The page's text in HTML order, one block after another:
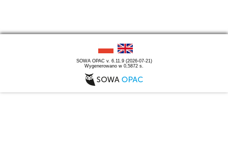
SOWA OPAC v. 6.11.9 (2026-07-21)
Wygenerowano w 0,5872 s.